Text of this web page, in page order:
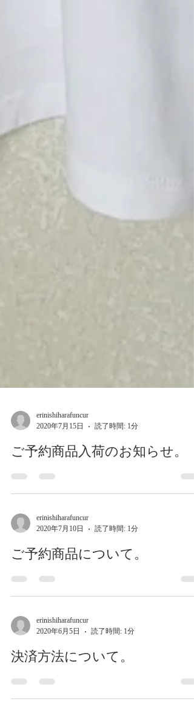
erinishiharafuncur
2020年7月15日
読了時間: 1分
ご予約商品入荷のお知らせ。
erinishiharafuncur
2020年7月10日
読了時間: 1分
ご予約商品について。
erinishiharafuncur
2020年6月5日
読了時間: 1分